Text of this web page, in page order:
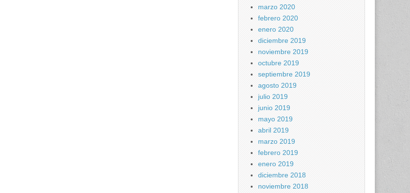
marzo 2020
febrero 2020
enero 2020
diciembre 2019
noviembre 2019
octubre 2019
septiembre 2019
agosto 2019
julio 2019
junio 2019
mayo 2019
abril 2019
marzo 2019
febrero 2019
enero 2019
diciembre 2018
noviembre 2018